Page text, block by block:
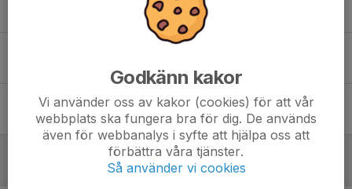
Våren är här
20 mar 2022 1
Bolltrillande
26 nov 2021 0
Godkänn kakor
Vi använder oss av kakor (cookies) för att vår
webbplats ska fungera bra för dig. De används
även för webbanalys i syfte att hjälpa oss att
förbättra våra tjänster.
Så använder vi cookies